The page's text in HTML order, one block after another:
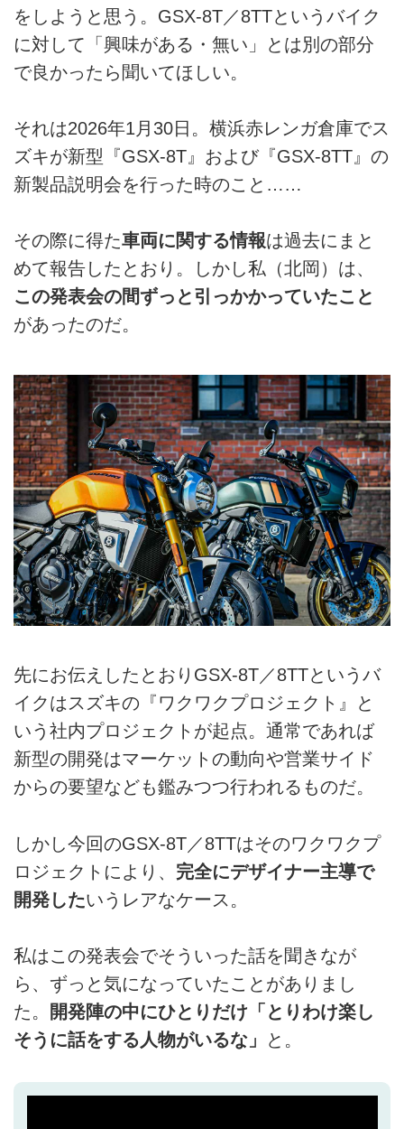
をしようと思う。GSX-8T／8TTというバイク
に対して「興味がある・無い」とは別の部分
で良かったら聞いてほしい。
それは2026年1月30日。横浜赤レンガ倉庫でス
ズキが新型『GSX-8T』および『GSX-8TT』の
新製品説明会を行った時のこと……
その際に得た車両に関する情報は過去にまと
めて報告したとおり。しかし私（北岡）は、
この発表会の間ずっと引っかかっていたこと
があったのだ。
先にお伝えしたとおりGSX-8T／8TTというバ
イクはスズキの『ワクワクプロジェクト』と
いう社内プロジェクトが起点。通常であれば
新型の開発はマーケットの動向や営業サイド
からの要望なども鑑みつつ行われるものだ。
しかし今回のGSX-8T／8TTはそのワクワクプ
ロジェクトにより、 完全にデザイナー主導で
開発したいうレアなケース。
私はこの発表会でそういった話を聞きなが
ら、ずっと気になっていたことがありまし
た。
開発陣の中にひとりだけ「とりわけ楽し
そうに話をする人物がいるな」
と。